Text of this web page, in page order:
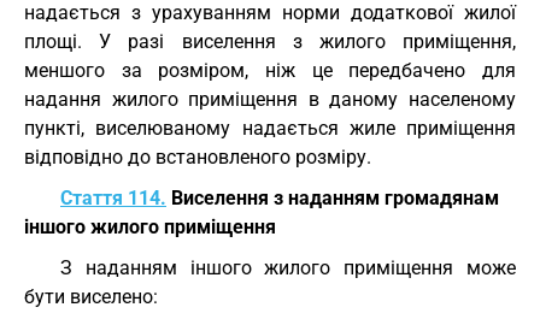
надається з урахуванням норми додаткової жилої
площі. У разі виселення з жилого приміщення,
меншого за розміром, ніж це передбачено для
надання жилого приміщення в даному населеному
пункті, виселюваному надається жиле приміщення
відповідно до встановленого розміру.
Стаття 114. Виселення з наданням громадянам
іншого жилого приміщення
З наданням іншого жилого приміщення може
бути виселено: